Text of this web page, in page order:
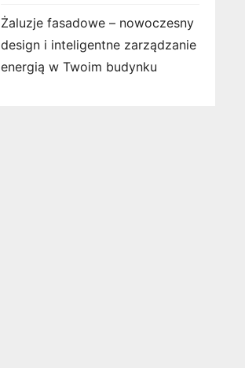
Żaluzje fasadowe – nowoczesny
design i inteligentne zarządzanie
energią w Twoim budynku